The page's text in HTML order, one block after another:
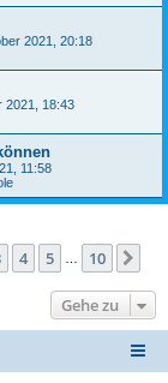
2021, 20:18
2021, 18:43
11:58
104 5 10
Gehe zu